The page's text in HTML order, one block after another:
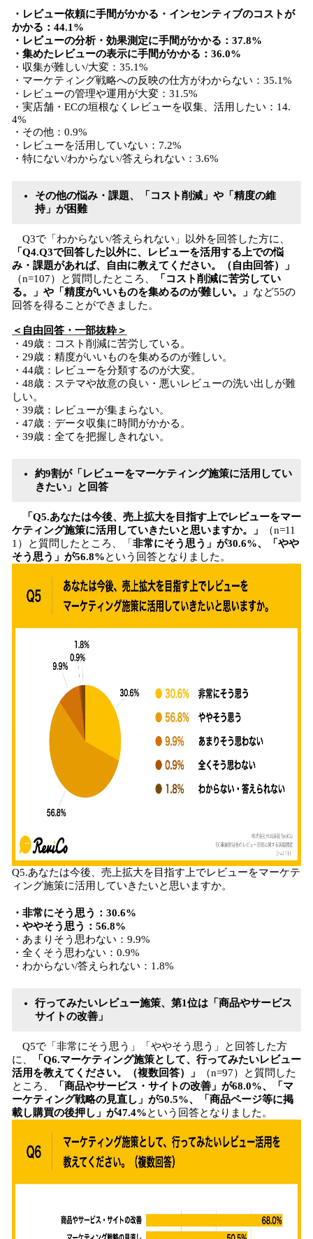
・レビュー依頼に手間がかかる・インセンティブのコストが
かかる：44.1%
・レビューの分析・効果測定に手間がかかる：37.8%
・集めたレビューの表示に手間がかかる：36.0%
・収集が難しい/大変：35.1%
・マーケティング戦略への反映の仕方がわからない：35.1%
・レビューの管理や運用が大変：31.5%
・実店舗・ECの垣根なくレビューを収集、活用したい：14.
4%
・その他：0.9%
・レビューを活用していない：7.2%
・特にない/わからない/答えられない：3.6%
その他の悩み・課題、「コスト削減」や「精度の維
持」が困難
Q3で「わからない/答えられない」以外を回答した方に、
「Q4.Q3で回答した以外に、レビューを活用する上での悩
み・課題があれば、自由に教えてください。（自由回答）」
（n=107）と質問したところ、
「コスト削減に苦労してい
る。」や「精度がいいものを集めるのが難しい。」 など55の
回答を得ることができました。
＜自由回答・一部抜粋＞
・49歳：コスト削減に苦労している。
・29歳：精度がいいものを集めるのが難しい。
・44歳：レビューを分類するのが大変。
・48歳：ステマや故意の良い・悪いレビューの洗い出しが難
しい。
・39歳：レビューが集まらない。
・47歳：データ収集に時間がかかる。
・39歳：全てを把握しきれない。
約9割が「レビューをマーケティング施策に活用してい
きたい」と回答
「Q5.あなたは今後、売上拡大を目指す上でレビューをマー
ケティング施策に活用していきたいと思いますか。」
（n=11
1）と質問したところ、「 非常にそう思う」が30.6%、「やや
そう思う」が56.8%という回答となりました。
Q5.あなたは今後、売上拡大を目指す上でレビューをマーケテ
ィング施策に活用していきたいと思いますか。
・非常にそう思う：30.6%
・ややそう思う：56.8%
・あまりそう思わない：9.9%
・全くそう思わない：0.9%
・わからない/答えられない：1.8%
行ってみたいレビュー施策、第1位は「商品やサービス
サイトの改善」
Q5で「非常にそう思う」「ややそう思う」と回答した方
に、
「Q6.マーケティング施策として、行ってみたいレビュー
活用を教えてください。（複数回答）」
（n=97）と質問した
ところ、
「商品やサービス・サイトの改善」が68.0%、「マ
ーケティング戦略の見直し」が50.5%、「商品ページ等に掲
載し購買の後押し」が47.4%という回答となりました。